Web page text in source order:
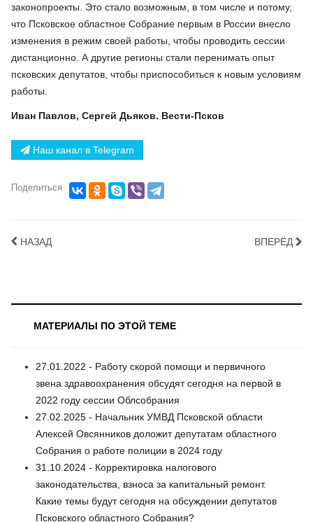
законопроекты. Это стало возможным, в том числе и потому,
что Псковское областное Собрание первым в России внесло
изменения в режим своей работы, чтобы проводить сессии
дистанционно. А другие регионы стали перенимать опыт
псковских депутатов, чтобы приспособиться к новым условиям
работы.
Иван Павлов, Сергей Дьяков. Вести-Псков
Наш канал в Telegram
Поделиться
НАЗАД ВПЕРЁД
МАТЕРИАЛЫ ПО ЭТОЙ ТЕМЕ
27.01.2022 - Работу скорой помощи и первичного
звена здравоохранения обсудят сегодня на первой в
2022 году сессии Облсобрания
27.02.2025 - Начальник УМВД Псковской области
Алексей Овсянников доложит депутатам областного
Собрания о работе полиции в 2024 году
31.10.2024 - Корректировка налогового
законодательства, взноса за капитальный ремонт.
Какие темы будут сегодня на обсуждении депутатов
Псковского областного Собрания?